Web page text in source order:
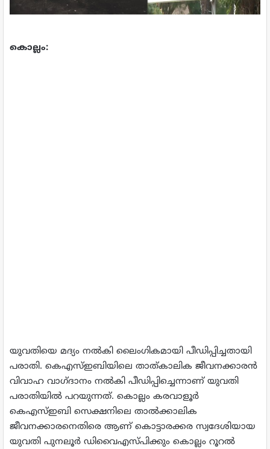
കൊല്ലം:
യുവതിയെ മദ്യം നല്‍കി ലൈംഗികമായി പീഡിപ്പിച്ചതായി
പരാതി. കെഎസ്ഇബിയിലെ താത്കാലിക ജീവനക്കാരന്‍
വിവാഹ വാഗ്ദാനം നല്‍കി പീഡിപ്പിച്ചെന്നാണ് യുവതി
പരാതിയില്‍ പറയുന്നത്. കൊല്ലം കരവാളൂര്‍
കെഎസ്ഇബി സെക്ഷനിലെ താല്‍ക്കാലിക
ജീവനക്കാരനെതിരെ ആണ് കൊട്ടാരക്കര സ്വദേശിയായ
യുവതി പുനലൂര്‍ ഡിവൈഎസ്പിക്കും കൊല്ലം റൂറല്‍